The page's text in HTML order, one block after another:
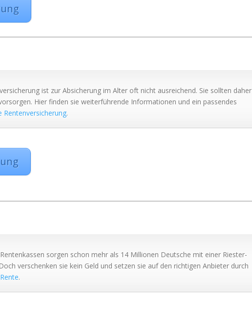
ist zur Absicherung im Alter oft nicht ausreichend. Sie sollten daher
Hier finden sie weiterführende Informationen und ein passendes
Rentenversicherung.
sorgen schon mehr als 14 Millionen Deutsche mit einer Riester-
verschenken sie kein Geld und setzen sie auf den richtigen Anbieter durch
.